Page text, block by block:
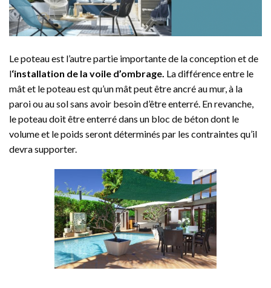
Le poteau est l’autre partie importante de la conception et de
l‘installation de la voile d’ombrage. La différence entre le
mât et le poteau est qu’un mât peut être ancré au mur, à la
paroi ou au sol sans avoir besoin d’être enterré. En revanche,
le poteau doit être enterré dans un bloc de béton dont le
volume et le poids seront déterminés par les contraintes qu’il
devra supporter.